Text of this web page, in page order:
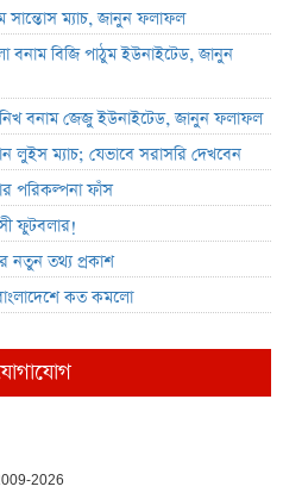
সান্তোস ম্যাচ, জানুন ফলাফল
বনাম বিজি পাঠুম ইউনাইটেড, জানুন
বনাম জেজু ইউনাইটেড, জানুন ফলাফল
লুইস ম্যাচ; যেভাবে সরাসরি দেখবেন
পরিকল্পনা ফাঁস
ফুটবলার!
নতুন তথ্য প্রকাশ
কত কমলো
2026